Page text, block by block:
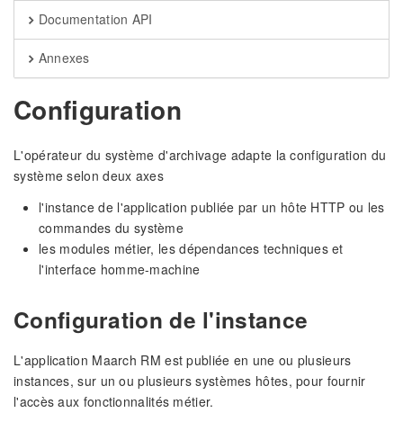
Documentation API
Annexes
Configuration
L'opérateur du système d'archivage adapte la configuration du
système selon deux axes
l'instance de l'application publiée par un hôte HTTP ou les
commandes du système
les modules métier, les dépendances techniques et
l'interface homme-machine
Configuration de l'instance
L'application Maarch RM est publiée en une ou plusieurs
instances, sur un ou plusieurs systèmes hôtes, pour fournir
l'accès aux fonctionnalités métier.